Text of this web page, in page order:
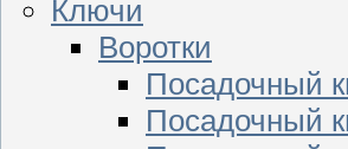
Ключи
Воротки
Посадочный
Посадочный